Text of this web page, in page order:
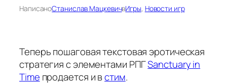
НаписаноСтанислав МацкевичвИгры, Новости игр
Теперь пошаговая текстовая эротическая
стратегия с элементами РПГSanctuary in
Time продается и встим.